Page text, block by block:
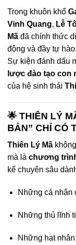
Trong khuôn khổ
Vinh Quang, Lễ
Mã đã chính thức
động và đầy tự hào.
Sự kiện đánh dấu
lược đào tạo con
của hệ sinh thái
🌟 THIÊN LÝ
BẢN” CHỈ CÓ
Thiên Lý Mã
mà là chương
kế chuyên sâu
Những cá nhân
Những thủ lĩnh
Những hạt